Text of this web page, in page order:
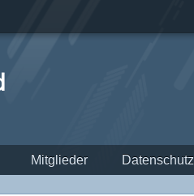
Mitglieder Datenschutz